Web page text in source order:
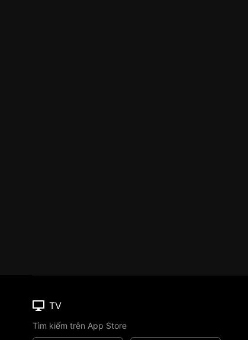
TV
Tìm kiếm trên App Store